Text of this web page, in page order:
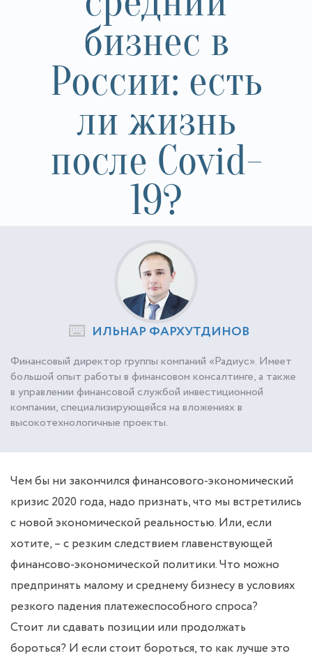
бизнес в
России: есть
ли жизнь
после Covid-
19?
ИЛЬНАР ФАРХУТДИНОВ
Финансовый директор группы компаний «Радиус». Имеет
большой опыт работы в финансовом консалтинге, а также
в управлении финансовой службой инвестиционной
компании, специализирующейся на вложениях в
высокотехнологичные проекты.
Чем бы ни закончился финансового-экономический
кризис 2020 года, надо признать, что мы встретились
с новой экономической реальностью. Или, если
хотите, – с резким следствием главенствующей
финансово-экономической политики. Что можно
предпринять малому и среднему бизнесу в условиях
резкого падения платежеспособного спроса?
Стоит ли сдавать позиции или продолжать
бороться? И если стоит бороться, то как лучше это